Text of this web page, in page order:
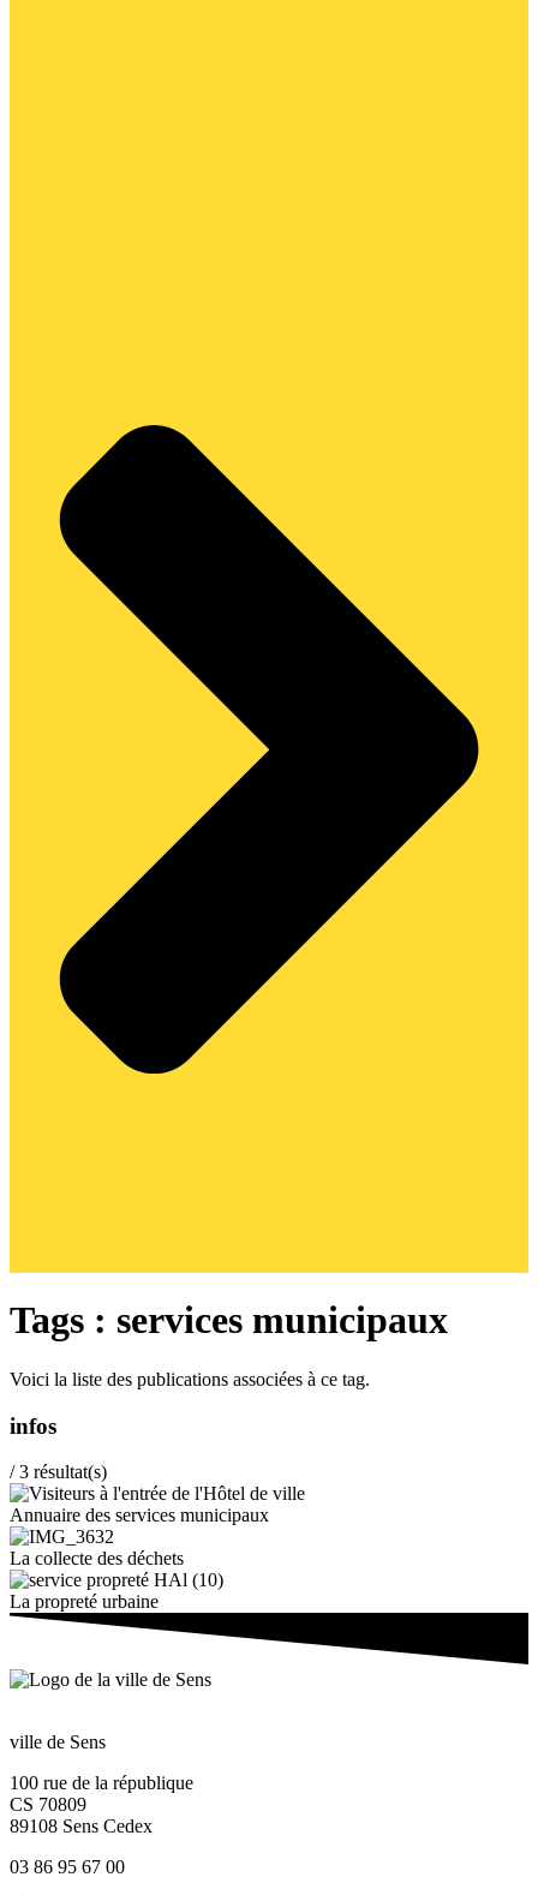
Tags : services municipaux
Voici la liste des publications associées à ce tag.
infos
/3 résultat(s)
Annuaire des services municipaux
La collecte des déchets
La propreté urbaine
ville de Sens
100 rue de la république
CS 70809
89108 Sens Cedex
03 86 95 67 00